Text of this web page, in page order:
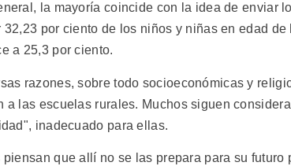
la mayoría coincide con la idea de enviar
32,23 por ciento de los niños y niñas en edad
a 25,3 por ciento.
razones, sobre todo socioeconómicas y
a las escuelas rurales. Muchos siguen
inadecuado para ellas.
piensan que allí no se las prepara para su